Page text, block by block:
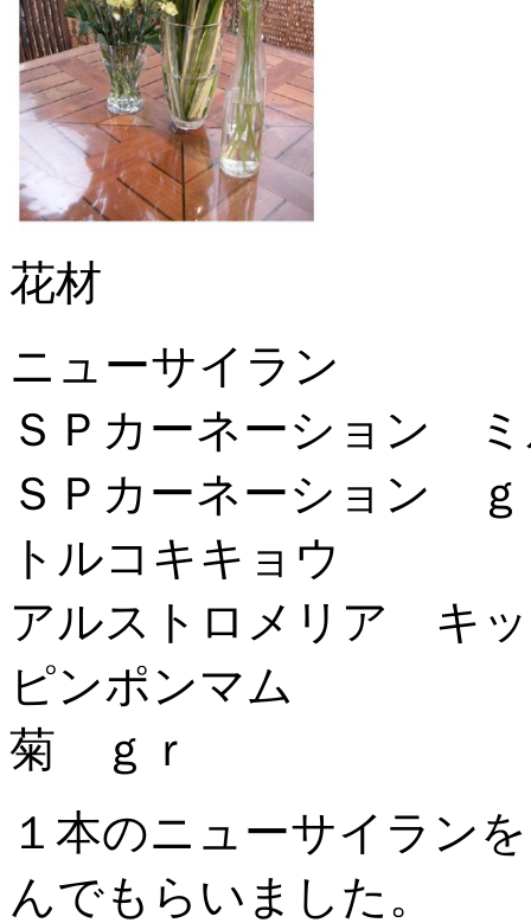
花材
ニューサイラン
ＳＰカーネーション
ＳＰカーネーション
トルコキキョウ
アルストロメリア キ
ピンポンマム
菊 ｇｒ
１本のニューサイラン
んでもらいました。